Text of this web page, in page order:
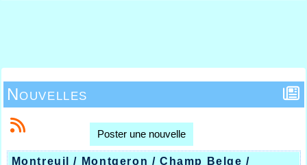
Nouvelles
Poster une nouvelle
Montreuil / Montgeron / Champ Belge /